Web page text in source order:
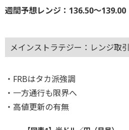
週間予想レンジ：136.50～139.00
メインストラテジー：レンジ取引
・FRBはタカ派強調
・一方通行も限界へ
・高値更新の有無